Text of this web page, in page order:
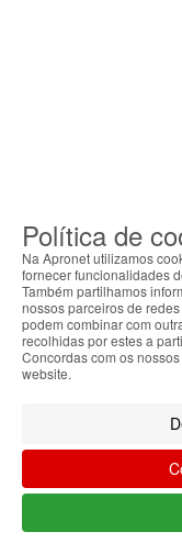
Política de
Na Apronet utilizamos
fornecer funcionalidades
Também partilhamos
nossos parceiros de
podem combinar com
recolhidas por estes a
Concordas com os
website.